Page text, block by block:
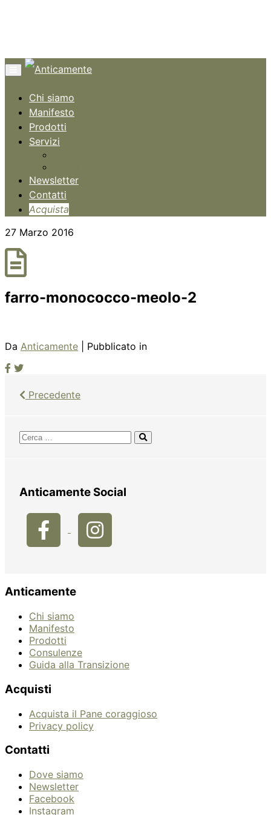
Menù
Chi siamo
Manifesto
Prodotti
Servizi
Newsletter
Contatti
Acquista
27 Marzo 2016
farro-monococco-meolo-2
Da Anticamente | Pubblicato in
Precedente
Anticamente Social
Anticamente
Chi siamo
Manifesto
Prodotti
Consulenze
Guida alla Transizione
Acquisti
Acquista il Pane coraggioso
Privacy policy
Contatti
Dove siamo
Newsletter
Facebook
Instagram